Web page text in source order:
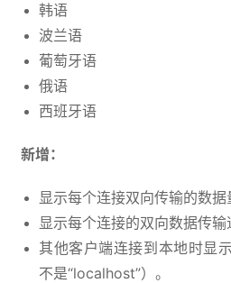
韩语
波兰语
葡萄牙语
俄语
西班牙语
新增：
显示每个连接双向传输的数据
显示每个连接的双向数据传输
其他客户端连接到本地时显
不是“localhost”）。